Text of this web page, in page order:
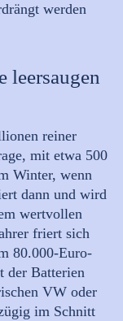
werden
leersaugen
reiner
mit etwa 500
Winter, wenn
dann und wird
wertvollen
friert sich
80.000-Euro-
der Batterien
VW oder
im Schnitt